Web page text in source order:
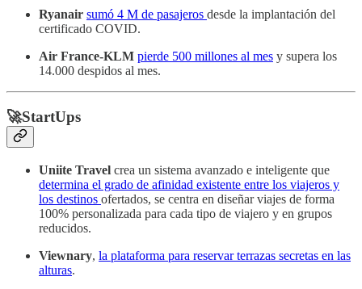
Ryanair sumó 4 M de pasajeros desde la implantación del
certificado COVID.
Air France-KLM pierde 500 millones al mes y supera los
14.000 despidos al mes.
🚀StartUps
Uniite Travel crea un sistema avanzado e inteligente que
determina el grado de afinidad existente entre los viajeros y
los destinos ofertados, se centra en diseñar viajes de forma
100% personalizada para cada tipo de viajero y en grupos
reducidos.
Viewnary, la plataforma para reservar terrazas secretas en las
alturas.